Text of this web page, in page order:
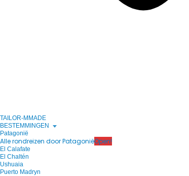
TAILOR-MMADE
BESTEMMINGEN
Patagonië
Alle rondreizen door PatagoniëOpen!
El Calafate
El Chaltén
Ushuaia
Puerto Madryn